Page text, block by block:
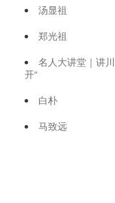
汤显祖
郑光祖
名人大讲堂｜讲
开“
白朴
马致远